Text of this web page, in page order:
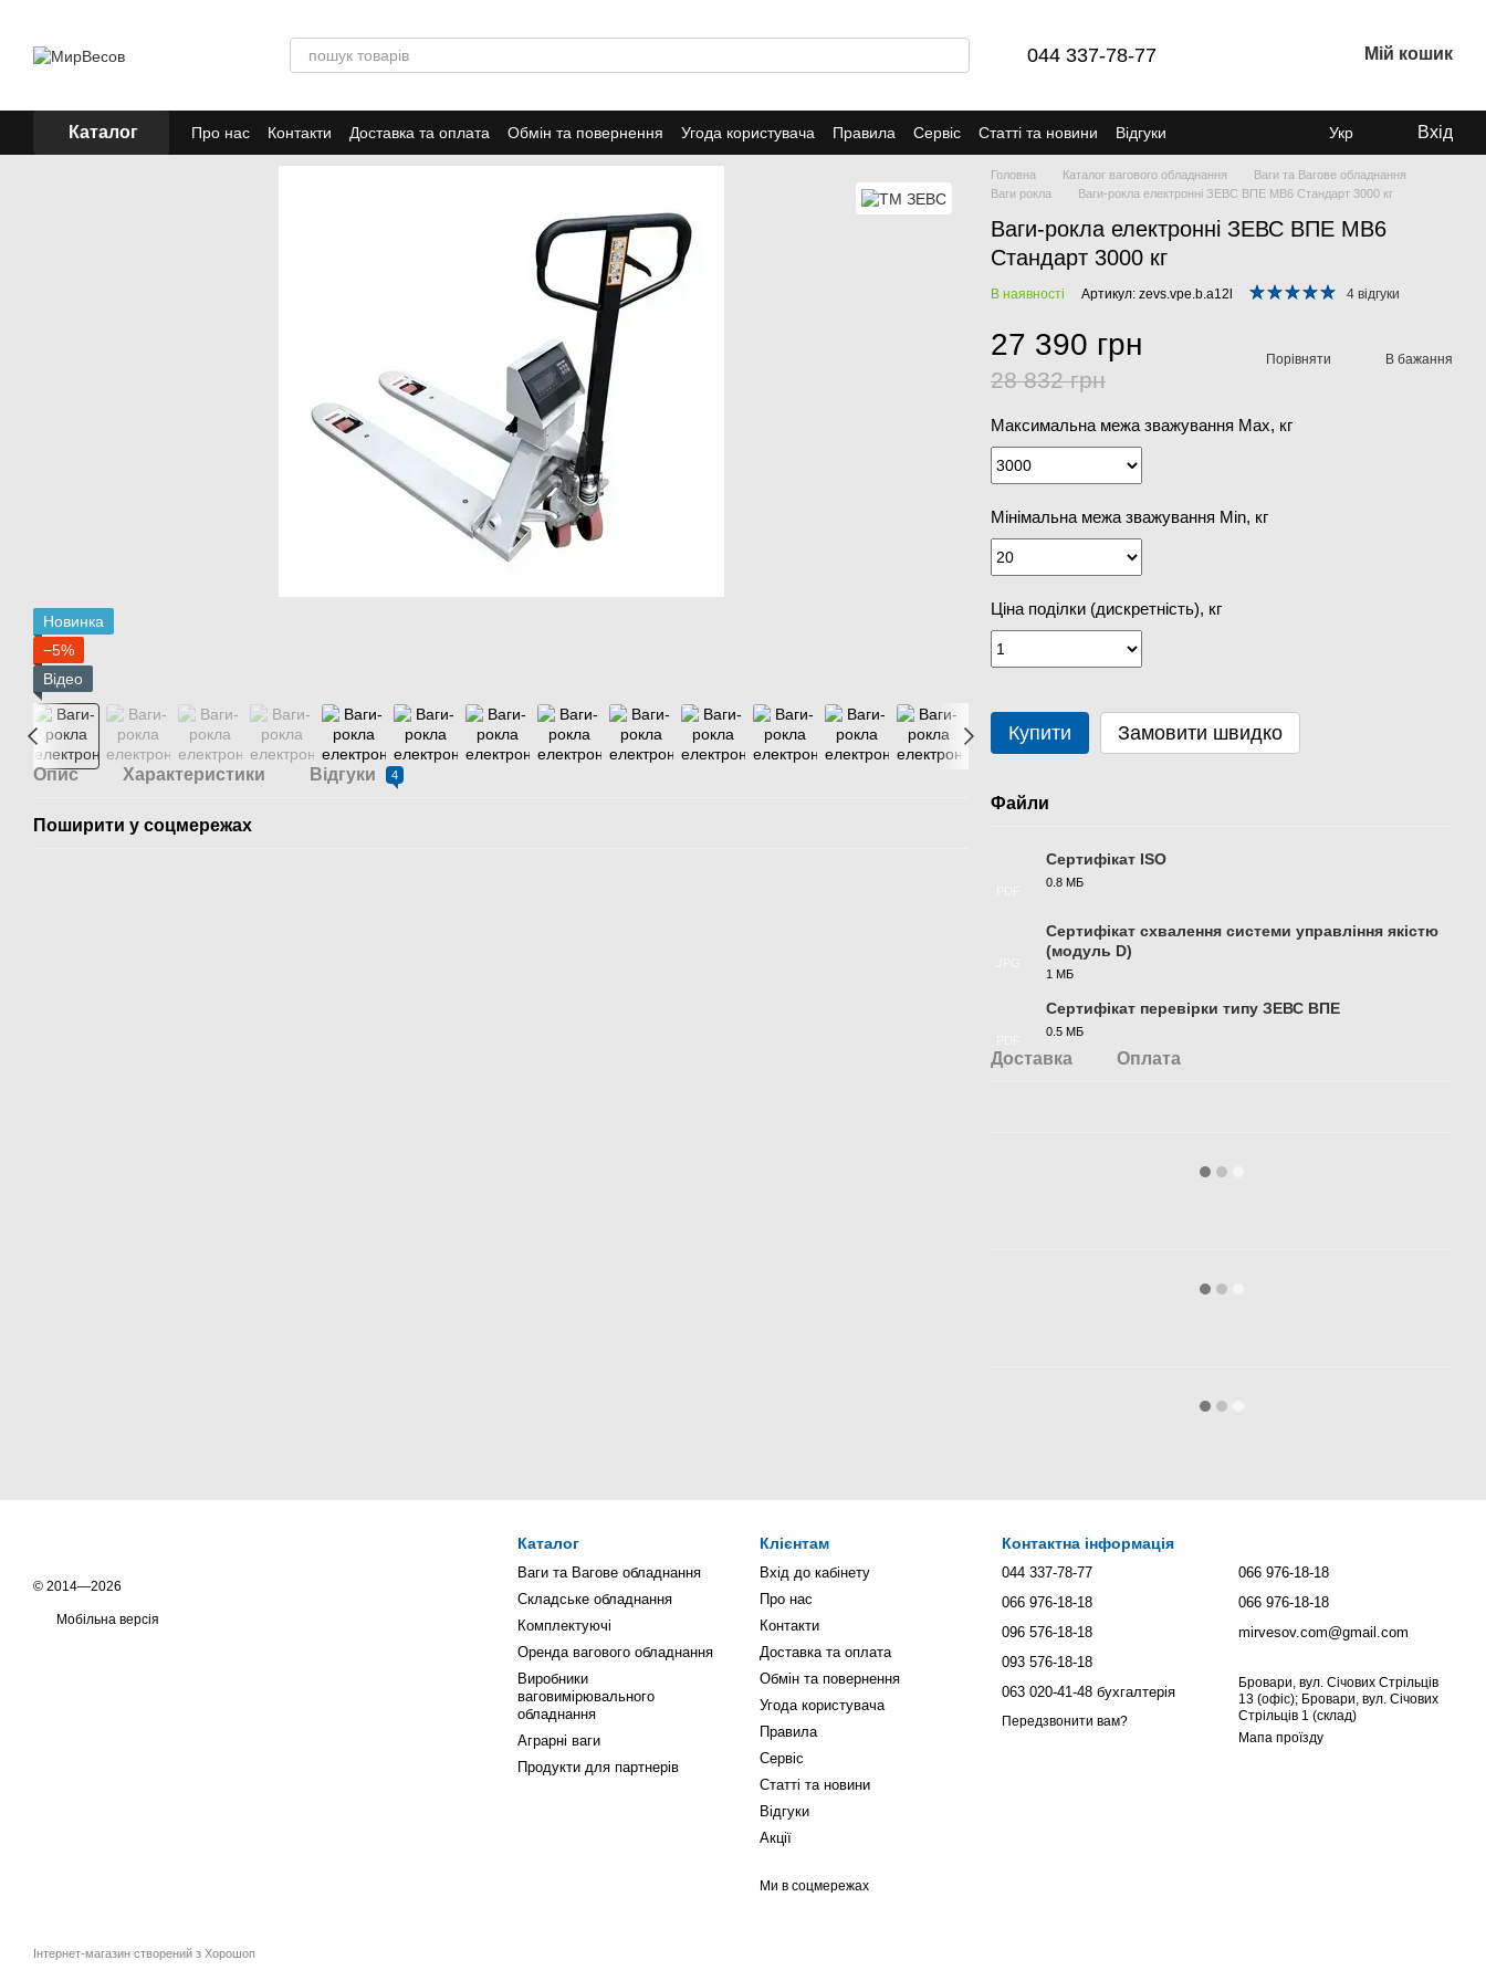
044 337-78-77 Мій кошик
Каталог Про нас Контакти Доставка та оплата Обмін та повернення Угода користувача Правила Сервіс Статті та новини
Відгуки
Акції
Укр Вхід
Новинка
−5%
Відео
Опис Характеристики Відгуки 4
Поширити у соцмережах
Головна Каталог вагового обладнання
Ваги та Вагове обладнання
Ваги рокла
Ваги-рокла електронні ЗЕВС ВПЕ МВ6 Стандарт 3000 кг
Ваги-рокла електронні ЗЕВС ВПЕ МВ6
Стандарт 3000 кг
В наявності Артикул: zevs.vpe.b.a12l 4 відгуки
27 390 грн
28 832 грн
Порівняти В бажання
Максимальна межа зважування Мах, кг
Мінімальна межа зважування Min, кг
Ціна поділки (дискретність), кг
Купити Замовити швидко
Файли
Сертифікат ISO
0.8 МБ
Сертифікат схвалення системи управління якістю
(модуль D)
1 МБ
Сертифікат перевірки типу ЗЕВС ВПЕ
0.5 МБ
Доставка Оплата
© 2014—2026
Мобільна версія
Інтернет-магазин створений з Хорошоп
Каталог
Ваги та Вагове обладнання
Складське обладнання
Комплектуючі
Оренда вагового обладнання
Виробники
ваговимірювального
обладнання
Аграрні ваги
Продукти для партнерів
Клієнтам
Вхід до кабінету
Про нас
Контакти
Доставка та оплата
Обмін та повернення
Угода користувача
Правила
Сервіс
Статті та новини
Відгуки
Акції
Ми в соцмережах
Контактна інформація
044 337-78-77
066 976-18-18
096 576-18-18
093 576-18-18
063 020-41-48 бухгалтерія
Передзвонити вам?
066 976-18-18
066 976-18-18
mirvesov.com@gmail.com
Бровари, вул. Січових Стрільців
13 (офіс); Бровари, вул. Січових
Стрільців 1 (склад)
Мапа проїзду